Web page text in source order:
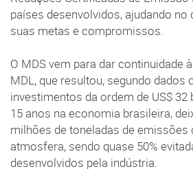
países desenvolvidos, ajudando
suas metas e compromissos.
O MDS vem para dar continuidade
MDL, que resultou, segundo dados
investimentos da ordem de US$
15 anos na economia brasileira,
milhões de toneladas de emissões
atmosfera, sendo quase 50%
desenvolvidos pela indústria.